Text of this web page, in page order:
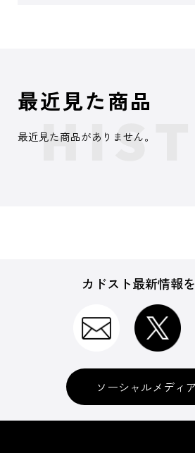
最近見た商品
最近見た商品がありません。
カドスト最新情報
ソーシャルメディ